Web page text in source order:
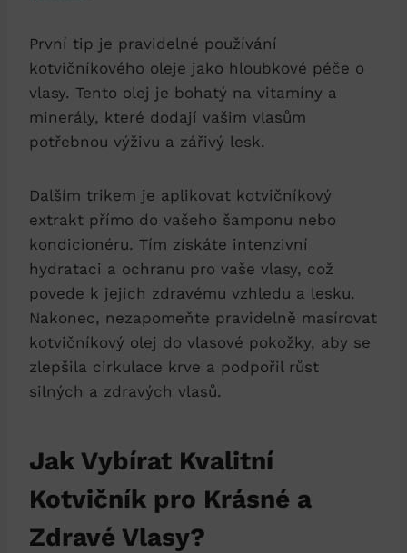
První tip je pravidelné používání
kotvičníkového oleje jako hloubkové péče o
vlasy. Tento olej je bohatý na vitamíny a
minerály, které dodají vašim vlasům
potřebnou výživu a zářivý lesk.
Dalším trikem je aplikovat kotvičníkový
extrakt přímo do vašeho šamponu nebo
kondicionéru. Tím získáte intenzivní
hydrataci a ochranu pro vaše vlasy, což
povede k jejich zdravému vzhledu a lesku.
Nakonec, nezapomeňte pravidelně masírovat
kotvičníkový olej do vlasové pokožky, aby se
zlepšila cirkulace krve a podpořil růst
silných a zdravých vlasů.
Jak Vybírat Kvalitní
Kotvičník pro Krásné a
Zdravé Vlasy?